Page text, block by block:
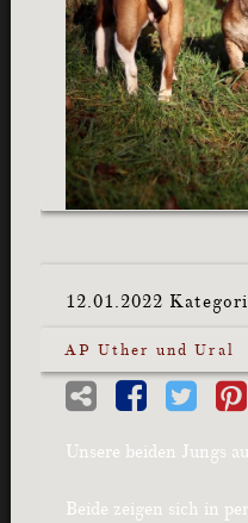
12.01.2022
AP Uther und Ural
Unsere beiden Jungs
Beide zeigen sich in